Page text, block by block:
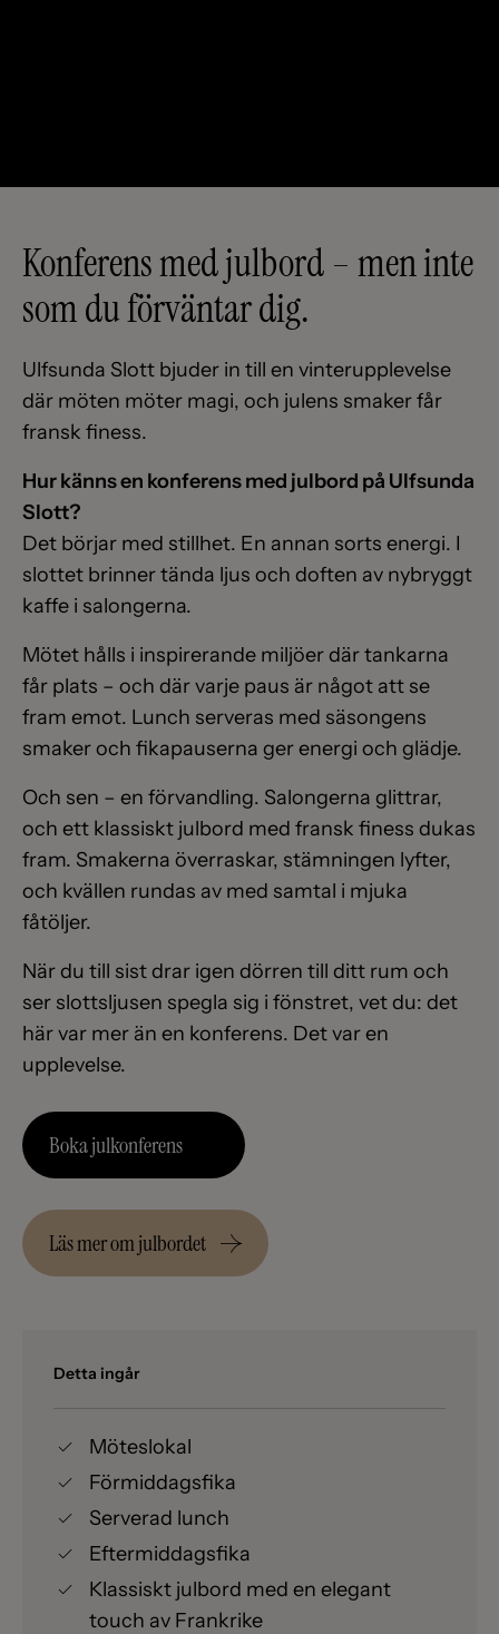
Konferens med julbord – men inte
som du förväntar dig.
Ulfsunda Slott bjuder in till en vinterupplevelse
där möten möter magi, och julens smaker får
fransk finess.
Hur känns en konferens med julbord på Ulfsunda
Slott?
Det börjar med stillhet. En annan sorts energi. I
slottet brinner tända ljus och doften av nybryggt
kaffe i salongerna.
Mötet hålls i inspirerande miljöer där tankarna
får plats – och där varje paus är något att se
fram emot. Lunch serveras med säsongens
smaker och fikapauserna ger energi och glädje.
Och sen – en förvandling. Salongerna glittrar,
och ett klassiskt julbord med fransk finess dukas
fram. Smakerna överraskar, stämningen lyfter,
och kvällen rundas av med samtal i mjuka
fåtöljer.
När du till sist drar igen dörren till ditt rum och
ser slottsljusen spegla sig i fönstret, vet du: det
här var mer än en konferens. Det var en
upplevelse.
Boka julkonferens
Läs mer om julbordet
Detta ingår
Möteslokal
Förmiddagsfika
Serverad lunch
Eftermiddagsfika
Klassiskt julbord med en elegant
touch av Frankrike